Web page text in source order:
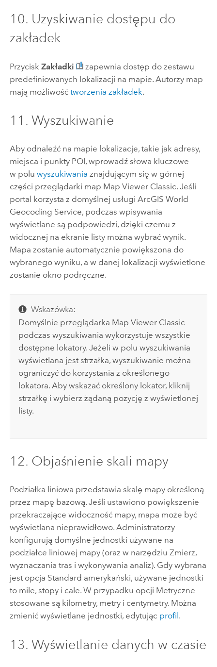
10. Uzyskiwanie dostępu do
zakładek
Przycisk Zakładki
zapewnia dostęp do zestawu
predefiniowanych lokalizacji na mapie. Autorzy map
mają możliwość tworzenia zakładek.
11. Wyszukiwanie
Aby odnaleźć na mapie lokalizacje, takie jak adresy,
miejsca i punkty POI, wprowadź słowa kluczowe
w polu wyszukiwania znajdującym się w górnej
części przeglądarki map Map Viewer Classic. Jeśli
portal korzysta z domyślnej usługi ArcGIS World
Geocoding Service, podczas wpisywania
wyświetlane są podpowiedzi, dzięki czemu z
widocznej na ekranie listy można wybrać wynik.
Mapa zostanie automatycznie powiększona do
wybranego wyniku, a w danej lokalizacji wyświetlone
zostanie okno podręczne.
Wskazówka:
Domyślnie przeglądarka Map Viewer Classic
podczas wyszukiwania wykorzystuje wszystkie
dostępne lokatory. Jeżeli w polu wyszukiwania
wyświetlana jest strzałka, wyszukiwanie można
ograniczyć do korzystania z określonego
lokatora. Aby wskazać określony lokator, kliknij
strzałkę i wybierz żądaną pozycję z wyświetlonej
listy.
12. Objaśnienie skali mapy
Podziałka liniowa przedstawia skalę mapy określoną
przez mapę bazową. Jeśli ustawiono powiększenie
przekraczające widoczność mapy, mapa może być
wyświetlana nieprawidłowo. Administratorzy
konfigurują domyślne jednostki używane na
podziałce liniowej mapy (oraz w narzędziu Zmierz,
wyznaczania tras i wykonywania analiz). Gdy wybrana
jest opcja Standard amerykański, używane jednostki
to mile, stopy i cale. W przypadku opcji Metryczne
stosowane są kilometry, metry i centymetry. Można
zmienić wyświetlane jednostki, edytując profil .
13. Wyświetlanie danych w czasie